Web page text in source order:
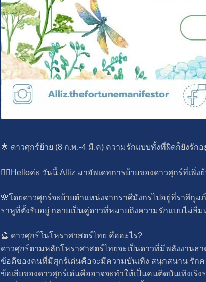
🌟 ดาวศุกร์ย้าย (8 ก.พ.-4 มี.ค) ความรักแบบทั้งที่ผิดก็ยังรักอ
💁‍♀️Helloค่ะ วันนี้ Alliz มาอัพเดทการย้ายของดาวศุกร์ที่เ
🌸โดยดาวศุกร์จะย้ายตำแหน่งจากราศีมังกรไปอยู่ที่ราศีกุ
ราหูที่ตั้งรับอยู่ กลายเป็นคู่ดาวที่หมายถึงความรักแบบไม่
🔮 ดาวศุกร์ในโหราศาสตร์ไทย คืออะไร?
ดาวศุกร์ตามหลักโหราศาสตร์ไทยจะเป็นดาวที่มีพลังงานธ
ข้อดีของคนที่มีศุกร์เด่นคือจะมีความบันเทิง สนุกสนาน รัก
ข้อเสียของดาวศุกร์เด่นคืออาจจะทำให้เป็นคนติดบันเทิงเริ